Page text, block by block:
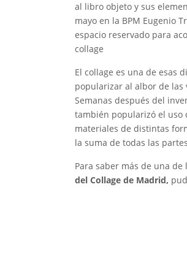
al libro objeto y sus
mayo en la BPM Eugenio
espacio reservado para
collage
El collage es una de esas
popularizar al albor de las
Semanas después del
también popularizó el uso
materiales de distintas
la suma de todas las
Para saber más de una de
del Collage de Madrid,